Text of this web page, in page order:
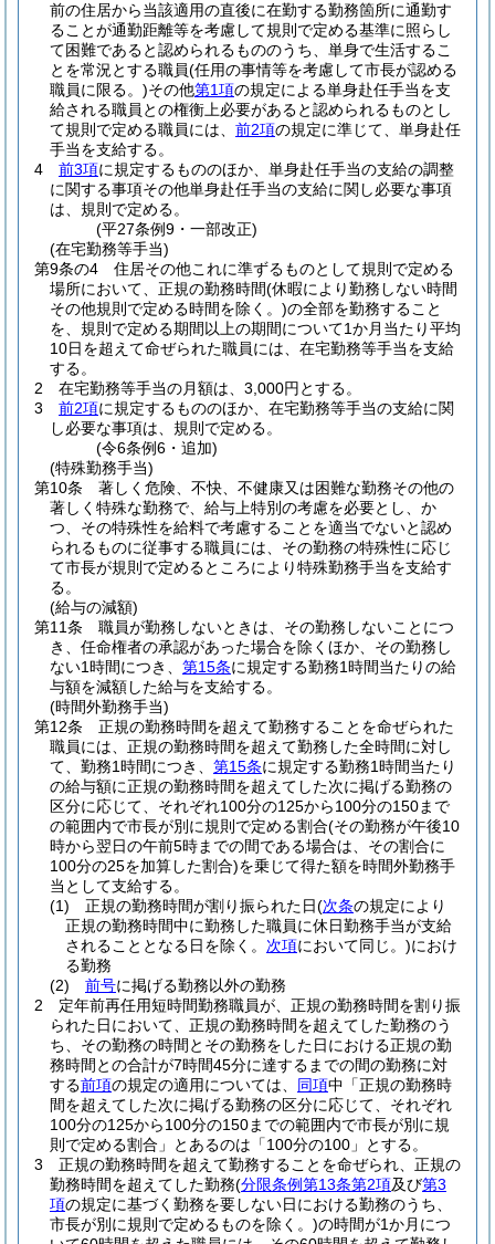
前の住居から当該適用の直後に在勤する勤務箇所に通勤す
ることが通勤距離等を考慮して規則で定める基準に照らし
て困難であると認められるもののうち、単身で生活するこ
とを常況とする職員(任用の事情等を考慮して市長が認める
職員に限る。)その他第1項の規定による単身赴任手当を支
給される職員との権衡上必要があると認められるものとし
て規則で定める職員には、 前2項の規定に準じて、単身赴任
手当を支給する。
4
前3項に規定するもののほか、単身赴任手当の支給の調整
に関する事項その他単身赴任手当の支給に関し必要な事項
は、規則で定める。
(平27条例9・一部改正)
(在宅勤務等手当)
第9条の4
住居その他これに準ずるものとして規則で定める
場所において、正規の勤務時間(休暇により勤務しない時間
その他規則で定める時間を除く。)の全部を勤務すること
を、規則で定める期間以上の期間について1か月当たり平均
10日を超えて命ぜられた職員には、在宅勤務等手当を支給
する。
2
在宅勤務等手当の月額は、3,000円とする。
3
前2項に規定するもののほか、在宅勤務等手当の支給に関
し必要な事項は、規則で定める。
(令6条例6・追加)
(特殊勤務手当)
第10条
著しく危険、不快、不健康又は困難な勤務その他の
著しく特殊な勤務で、給与上特別の考慮を必要とし、か
つ、その特殊性を給料で考慮することを適当でないと認め
られるものに従事する職員には、その勤務の特殊性に応じ
て市長が規則で定めるところにより特殊勤務手当を支給す
る。
(給与の減額)
第11条
職員が勤務しないときは、その勤務しないことにつ
き、任命権者の承認があった場合を除くほか、その勤務し
ない1時間につき、 第15条に規定する勤務1時間当たりの給
与額を減額した給与を支給する。
(時間外勤務手当)
第12条
正規の勤務時間を超えて勤務することを命ぜられた
職員には、正規の勤務時間を超えて勤務した全時間に対し
て、勤務1時間につき、 第15条に規定する勤務1時間当たり
の給与額に正規の勤務時間を超えてした次に掲げる勤務の
区分に応じて、それぞれ100分の125から100分の150まで
の範囲内で市長が別に規則で定める割合(その勤務が午後10
時から翌日の午前5時までの間である場合は、その割合に
100分の25を加算した割合)を乗じて得た額を時間外勤務手
当として支給する。
(1)
正規の勤務時間が割り振られた日(次条の規定により
正規の勤務時間中に勤務した職員に休日勤務手当が支給
されることとなる日を除く。 次項において同じ。)におけ
る勤務
(2)
前号に掲げる勤務以外の勤務
2
定年前再任用短時間勤務職員が、正規の勤務時間を割り振
られた日において、正規の勤務時間を超えてした勤務のう
ち、その勤務の時間とその勤務をした日における正規の勤
務時間との合計が7時間45分に達するまでの間の勤務に対
する前項の規定の適用については、 同項中「正規の勤務時
間を超えてした次に掲げる勤務の区分に応じて、それぞれ
100分の125から100分の150までの範囲内で市長が別に規
則で定める割合」とあるのは「100分の100」とする。
3
正規の勤務時間を超えて勤務することを命ぜられ、正規の
勤務時間を超えてした勤務(分限条例第13条第2項及び第3
項の規定に基づく勤務を要しない日における勤務のうち、
市長が別に規則で定めるものを除く。)の時間が1か月につ